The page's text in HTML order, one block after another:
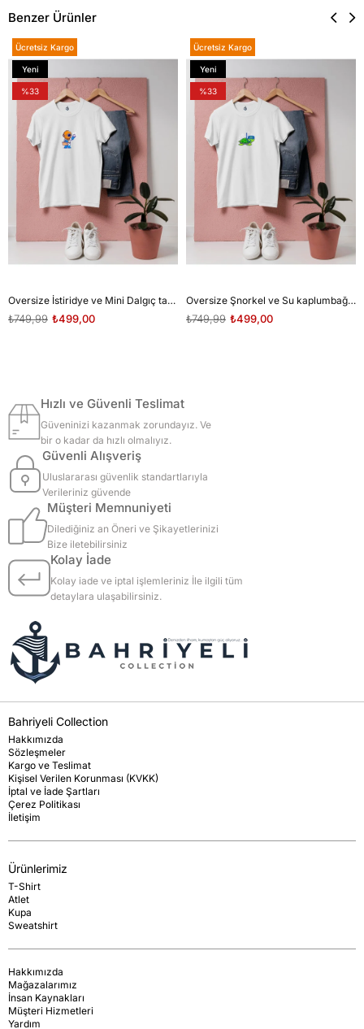
Benzer Ürünler
Oversize İstiridye ve Mini Dalgıç tasarım unisex T-shirt
₺499,00
₺749,99
Ücretsiz Kargo
Yeni
Ürün
%33
Oversize Şnorkel ve Su kaplumbağası tasarım unisex T-shirt
₺499,00
₺749,99
Ücretsiz Kargo
Yeni
Ürün
%33
Hızlı ve Güvenli Teslimat
Güveninizi kazanmak zorundayız. Ve
bir o kadar da hızlı olmalıyız.
Güvenli Alışveriş
Uluslararası güvenlik standartlarıyla
Verileriniz güvende
Müşteri Memnuniyeti
Dilediğiniz an Öneri ve Şikayetlerinizi
Bize iletebilirsiniz
Kolay İade
Kolay iade ve iptal işlemleriniz İle ilgili tüm
detaylara ulaşabilirsiniz.
Bahriyeli Collection
Hakkımızda
Sözleşmeler
Kargo ve Teslimat
Kişisel Verilen Korunması (KVKK)
İptal ve İade Şartları
Çerez Politikası
İletişim
Ürünlerimiz
T-Shirt
Atlet
Kupa
Sweatshirt
Hakkımızda
Mağazalarımız
İnsan Kaynakları
Müşteri Hizmetleri
Yardım